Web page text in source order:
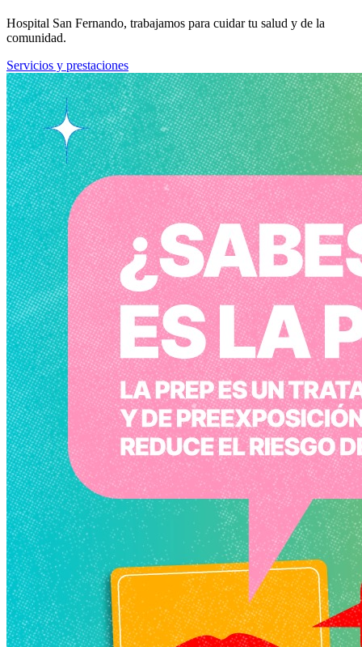
Hospital San Fernando, trabajamos para cuidar tu salud y de la
comunidad.
Servicios y prestaciones